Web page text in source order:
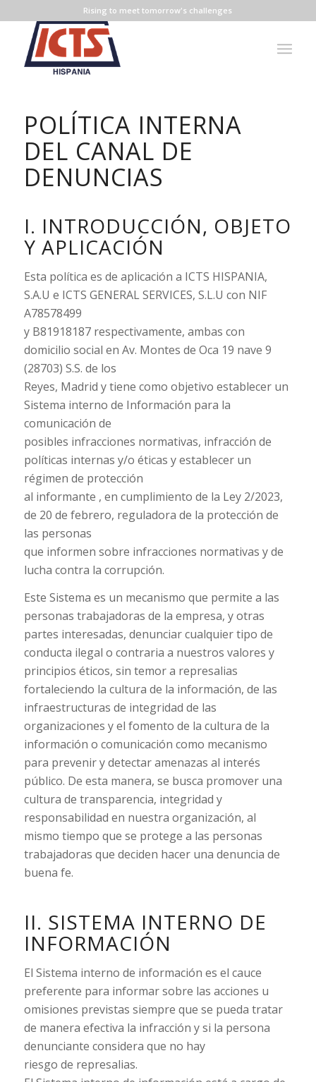
Rising to meet tomorrow's challenges
POLÍTICA INTERNA
DEL CANAL DE
DENUNCIAS
I. INTRODUCCIÓN, OBJETO
Y APLICACIÓN
Esta política es de aplicación a ICTS HISPANIA,
S.A.U e ICTS GENERAL SERVICES, S.L.U con NIF
A78578499
y B81918187 respectivamente, ambas con
domicilio social en Av. Montes de Oca 19 nave 9
(28703) S.S. de los
Reyes, Madrid y tiene como objetivo establecer un
Sistema interno de Información para la
comunicación de
posibles infracciones normativas, infracción de
políticas internas y/o éticas y establecer un
régimen de protección
al informante , en cumplimiento de la Ley 2/2023,
de 20 de febrero, reguladora de la protección de
las personas
que informen sobre infracciones normativas y de
lucha contra la corrupción.
Este Sistema es un mecanismo que permite a las
personas trabajadoras de la empresa, y otras
partes interesadas, denunciar cualquier tipo de
conducta ilegal o contraria a nuestros valores y
principios éticos, sin temor a represalias
fortaleciendo la cultura de la información, de las
infraestructuras de integridad de las
organizaciones y el fomento de la cultura de la
información o comunicación como mecanismo
para prevenir y detectar amenazas al interés
público. De esta manera, se busca promover una
cultura de transparencia, integridad y
responsabilidad en nuestra organización, al
mismo tiempo que se protege a las personas
trabajadoras que deciden hacer una denuncia de
buena fe.
II. SISTEMA INTERNO DE
INFORMACIÓN
El Sistema interno de información es el cauce
preferente para informar sobre las acciones u
omisiones previstas siempre que se pueda tratar
de manera efectiva la infracción y si la persona
denunciante considera que no hay
riesgo de represalias.